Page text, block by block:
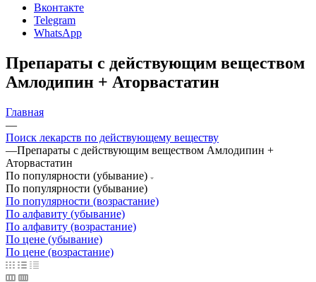
Вконтакте
Telegram
WhatsApp
Препараты с действующим веществом
Амлодипин + Аторвастатин
Главная
—
Поиск лекарств по действующему веществу
—Препараты с действующим веществом Амлодипин +
Аторвастатин
По популярности (убывание)
По популярности (убывание)
По популярности (возрастание)
По алфавиту (убывание)
По алфавиту (возрастание)
По цене (убывание)
По цене (возрастание)